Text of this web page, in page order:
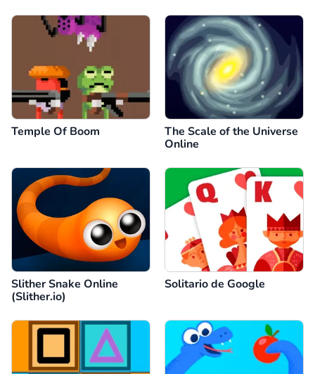
Temple Of Boom
The Scale of the Universe
Online
Slither Snake Online
(Slither.io)
Solitario de Google